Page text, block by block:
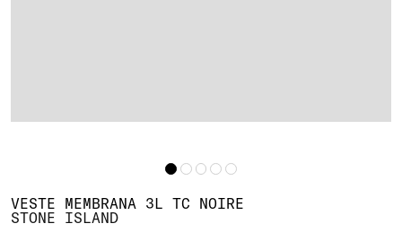
VESTE MEMBRANA 3L TC NOIRE
STONE ISLAND